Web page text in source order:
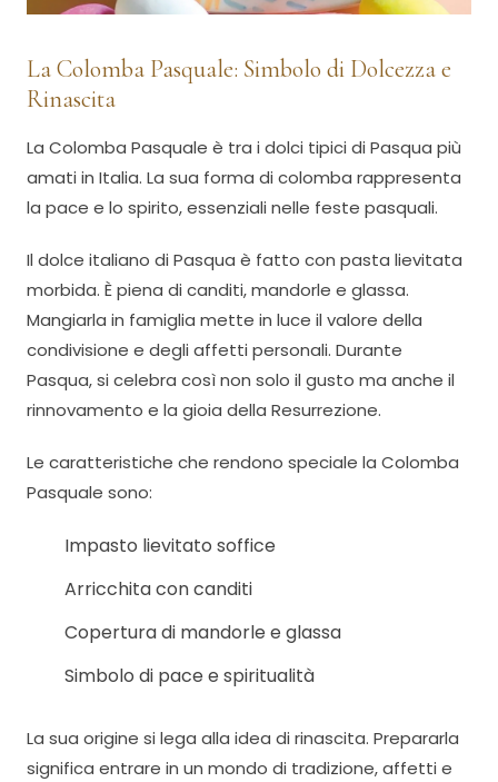
La Colomba Pasquale: Simbolo di Dolcezza e
Rinascita
La Colomba Pasquale è tra i dolci tipici di Pasqua più
amati in Italia. La sua forma di colomba rappresenta
la pace e lo spirito, essenziali nelle feste pasquali.
Il dolce italiano di Pasqua è fatto con pasta lievitata
morbida. È piena di canditi, mandorle e glassa.
Mangiarla in famiglia mette in luce il valore della
condivisione e degli affetti personali. Durante
Pasqua, si celebra così non solo il gusto ma anche il
rinnovamento e la gioia della Resurrezione.
Le caratteristiche che rendono speciale la Colomba
Pasquale sono:
Impasto lievitato soffice
Arricchita con canditi
Copertura di mandorle e glassa
Simbolo di pace e spiritualità
La sua origine si lega alla idea di rinascita. Prepararla
significa entrare in un mondo di tradizione, affetti e